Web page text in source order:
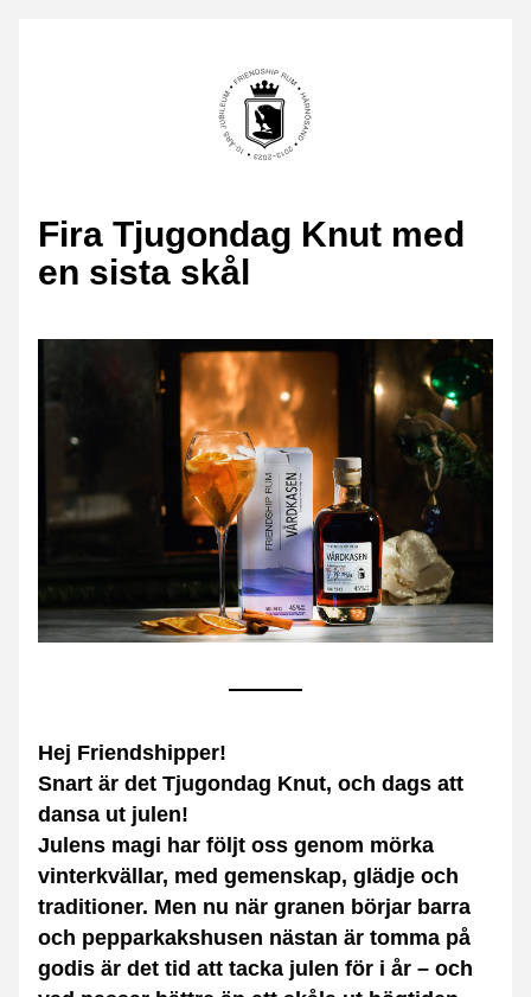
Fira Tjugondag Knut med
en sista skål
Hej Friendshipper!
Snart är det Tjugondag Knut, och dags att
dansa ut julen!
Julens magi har följt oss genom mörka
vinterkvällar, med gemenskap, glädje och
traditioner. Men nu när granen börjar barra
och pepparkakshusen nästan är tomma på
godis är det tid att tacka julen för i år – och